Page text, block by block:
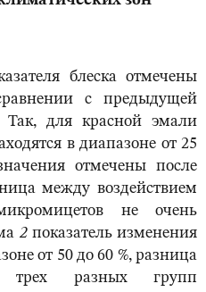
блеска отмечены
с предыдущей
для красной эмали
в диапазоне от 25
отмечены после
между воздействием
не очень
2показатель изменения
от 50 до 60 %, разница
трех разных групп